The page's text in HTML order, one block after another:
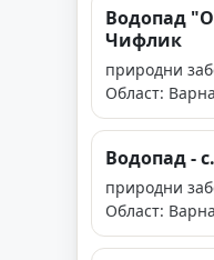
Водопад
Чифлик
природни
Област: Варна
Водопад -
природни
Област: Варна